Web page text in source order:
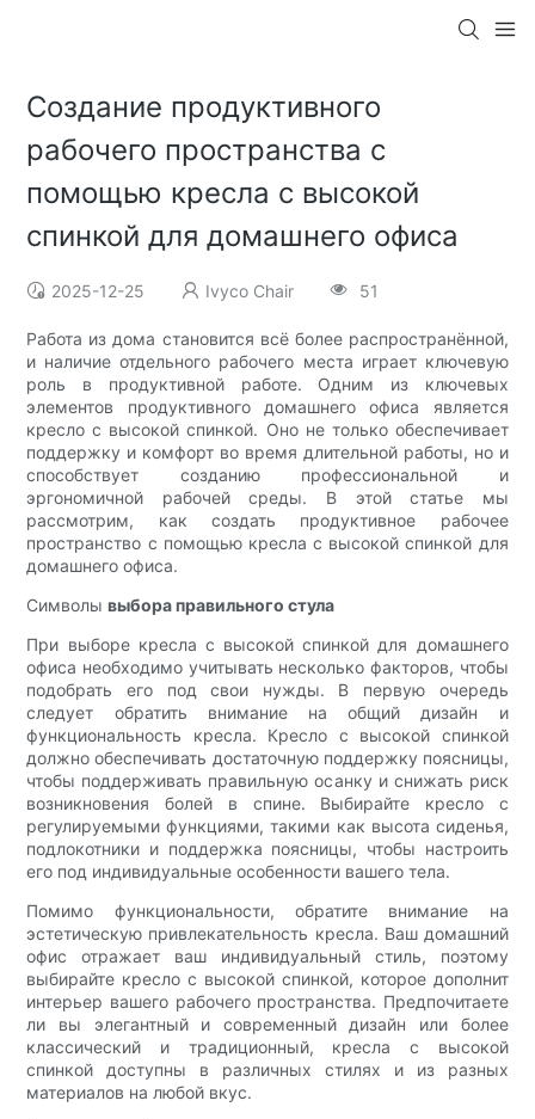
Создание продуктивного
рабочего пространства с
помощью кресла с высокой
спинкой для домашнего офиса
2025-12-25 Ivyco Chair 51
Работа из дома становится всё более распространённой,
и наличие отдельного рабочего места играет ключевую
роль в продуктивной работе. Одним из ключевых
элементов продуктивного домашнего офиса является
кресло с высокой спинкой. Оно не только обеспечивает
поддержку и комфорт во время длительной работы, но и
способствует созданию профессиональной и
эргономичной рабочей среды. В этой статье мы
рассмотрим, как создать продуктивное рабочее
пространство с помощью кресла с высокой спинкой для
домашнего офиса.
Символывыбора правильного стула
При выборе кресла с высокой спинкой для домашнего
офиса необходимо учитывать несколько факторов, чтобы
подобрать его под свои нужды. В первую очередь
следует обратить внимание на общий дизайн и
функциональность кресла. Кресло с высокой спинкой
должно обеспечивать достаточную поддержку поясницы,
чтобы поддерживать правильную осанку и снижать риск
возникновения болей в спине. Выбирайте кресло с
регулируемыми функциями, такими как высота сиденья,
подлокотники и поддержка поясницы, чтобы настроить
его под индивидуальные особенности вашего тела.
Помимо функциональности, обратите внимание на
эстетическую привлекательность кресла. Ваш домашний
офис отражает ваш индивидуальный стиль, поэтому
выбирайте кресло с высокой спинкой, которое дополнит
интерьер вашего рабочего пространства. Предпочитаете
ли вы элегантный и современный дизайн или более
классический и традиционный, кресла с высокой
спинкой доступны в различных стилях и из разных
материалов на любой вкус.